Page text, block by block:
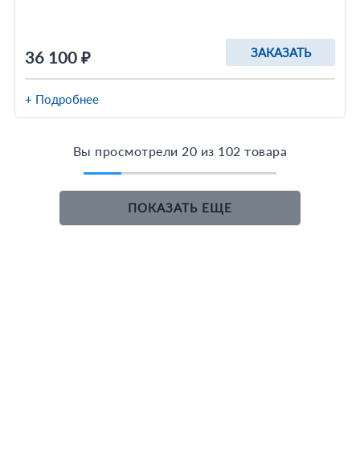
36 100 ₽ ЗАКАЗАТЬ
+ Подробнее
Вы просмотрели 20 из 102 товара
ПОКАЗАТЬ ЕЩЕ